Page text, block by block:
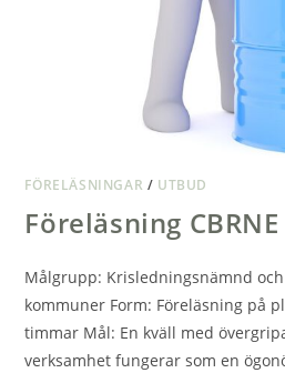
FÖRELÄSNINGAR / UTBUD
Föreläsning
Målgrupp: Krisledningsnämnd
kommuner Form: Föreläsning på
timmar Mål: En kväll med
verksamhet fungerar som en